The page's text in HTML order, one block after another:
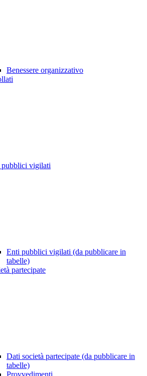
Benessere organizzativo
vigilati
Enti pubblici vigilati (da pubblicare in
tabelle)
partecipate
Dati società partecipate (da pubblicare in
tabelle)